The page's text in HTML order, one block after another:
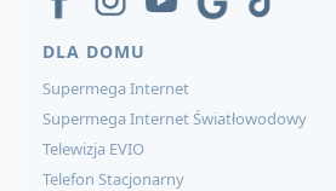
DLA DOMU
Supermega Internet
Supermega Internet Światłowodowy
Telewizja EVIO
Telefon Stacjonarny